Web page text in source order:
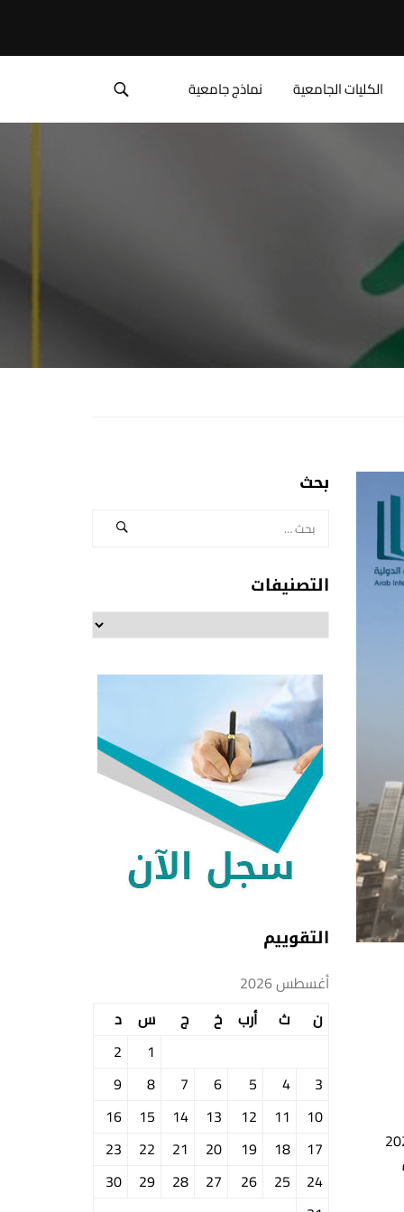
الكليات الجامعية نماذج جامعية
الواقع في 04\08\2020
بحث
التصنيفات
التقوييم
أغسطس 2026
ن
ث أرب خ ج س
د
1
2
3
4
5
6
7
8
9
10
11
12
13
14
15
16
17
18
19
20
21
22
23
24
25
26
27
28
29
30